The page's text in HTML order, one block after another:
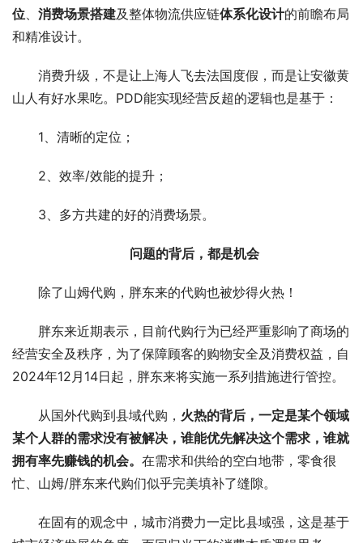
位、 消费场景搭建及整体物流供应链体系化设计的前瞻布局
和精准设计。
消费升级，不是让上海人飞去法国度假，而是让安徽黄
山人有好水果吃。PDD能实现经营反超的逻辑也是基于：
1、清晰的定位；
2、效率/效能的提升；
3、多方共建的好的消费场景。
问题的背后，都是机会
除了山姆代购，胖东来的代购也被炒得火热！
胖东来近期表示，目前代购行为已经严重影响了商场的
经营安全及秩序，为了保障顾客的购物安全及消费权益，自
2024年12月14日起，胖东来将实施一系列措施进行管控。
从国外代购到县域代购， 火热的背后，一定是某个领域
某个人群的需求没有被解决，谁能优先解决这个需求，谁就
拥有率先赚钱的机会。 在需求和供给的空白地带，零食很
忙、山姆/胖东来代购们似乎完美填补了缝隙。
在固有的观念中，城市消费力一定比县域强，这是基于